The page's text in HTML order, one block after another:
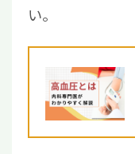
い。